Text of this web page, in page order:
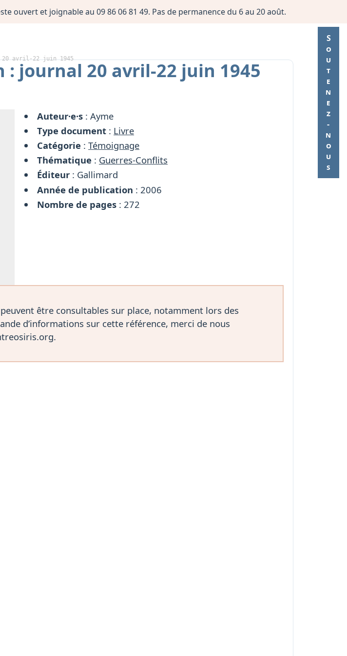
ouvert et joignable au 09 86 06 81 49. Pas de permanence du 6 au 20 août.
Soutenez-nous
20 avril-22 juin 1945
: journal 20 avril-22 juin 1945
Auteur·e·s : Ayme
Type document : Livre
Catégorie :Témoignage
Thématique : Guerres-Conflits
Éditeur : Gallimard
Année de publication : 2006
Nombre de pages : 272
être consultables sur place, notamment lors des
d’informations sur cette référence, merci de nous